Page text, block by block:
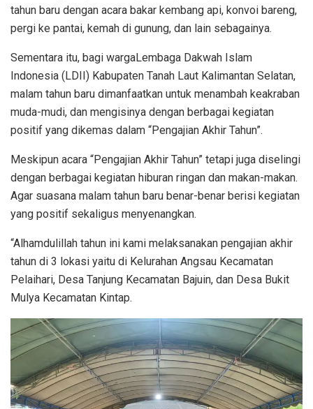
tahun baru dengan acara bakar kembang api, konvoi bareng,
pergi ke pantai, kemah di gunung, dan lain sebagainya.
Sementara itu, bagi wargaLembaga Dakwah Islam
Indonesia (LDII) Kabupaten Tanah Laut Kalimantan Selatan,
malam tahun baru dimanfaatkan untuk menambah keakraban
muda-mudi, dan mengisinya dengan berbagai kegiatan
positif yang dikemas dalam “Pengajian Akhir Tahun”.
Meskipun acara “Pengajian Akhir Tahun” tetapi juga diselingi
dengan berbagai kegiatan hiburan ringan dan makan-makan.
Agar suasana malam tahun baru benar-benar berisi kegiatan
yang positif sekaligus menyenangkan.
“Alhamdulillah tahun ini kami melaksanakan pengajian akhir
tahun di 3 lokasi yaitu di Kelurahan Angsau Kecamatan
Pelaihari, Desa Tanjung Kecamatan Bajuin, dan Desa Bukit
Mulya Kecamatan Kintap.